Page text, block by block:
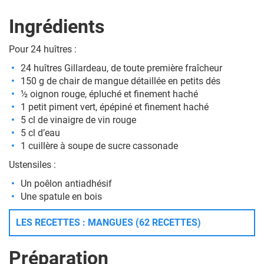
Ingrédients
Pour 24 huîtres :
24 huîtres Gillardeau, de toute première fraîcheur
150 g de chair de mangue détaillée en petits dés
½ oignon rouge, épluché et finement haché
1 petit piment vert, épépiné et finement haché
5 cl de vinaigre de vin rouge
5 cl d’eau
1 cuillère à soupe de sucre cassonade
Ustensiles :
Un poêlon antiadhésif
Une spatule en bois
LES RECETTES : MANGUES (62 RECETTES)
Préparation